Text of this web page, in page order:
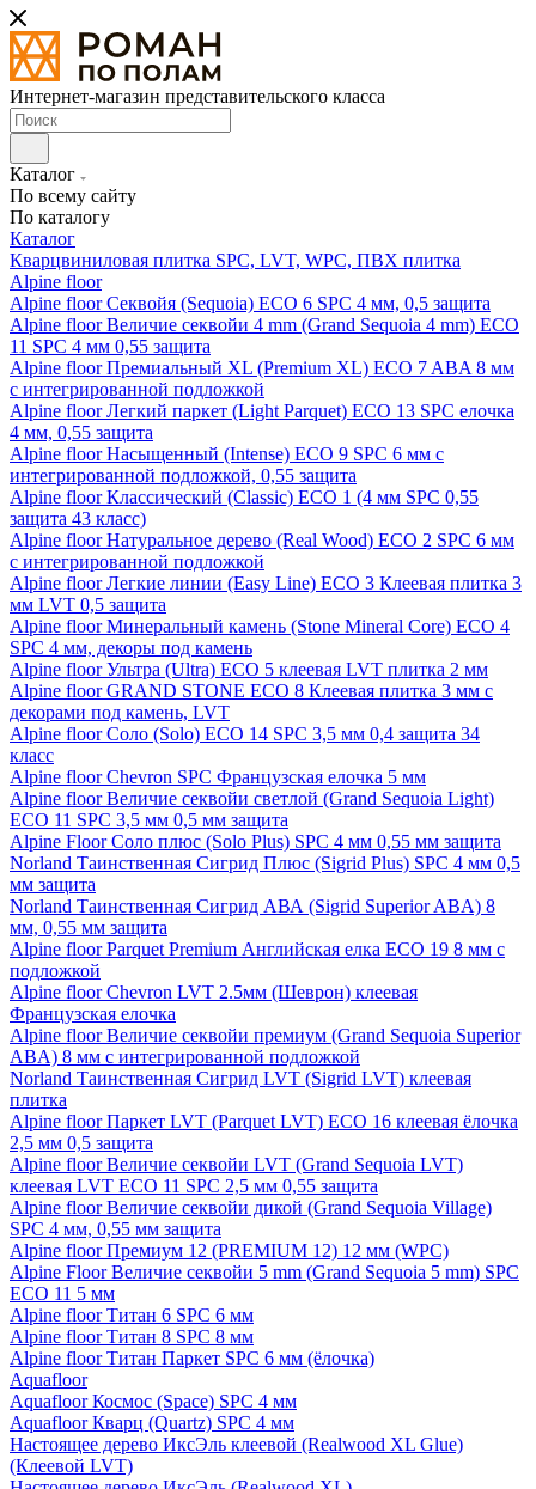
Интернет-магазин представительского класса
Каталог
По всему сайту
По каталогу
Каталог
Кварцвиниловая плитка SPC, LVT, WPC, ПВХ плитка
Alpine floor
Alpine floor Секвойя (Sequoia) ECO 6 SPC 4 мм, 0,5 защита
Alpine floor Величие секвойи 4 mm (Grand Sequoia 4 mm) ECO
11 SPC 4 мм 0,55 защита
Alpine floor Премиальный XL (Premium XL) ECO 7 ABA 8 мм
с интегрированной подложкой
Alpine floor Легкий паркет (Light Parquet) ECO 13 SPC елочка
4 мм, 0,55 защита
Alpine floor Насыщенный (Intense) ECO 9 SPC 6 мм с
интегрированной подложкой, 0,55 защита
Alpine floor Классический (Classic) ECO 1 (4 мм SPC 0,55
защита 43 класс)
Alpine floor Натуральное дерево (Real Wood) ECO 2 SPC 6 мм
с интегрированной подложкой
Alpine floor Легкие линии (Easy Line) ECO 3 Клеевая плитка 3
мм LVT 0,5 защита
Alpine floor Минеральный камень (Stone Mineral Core) ECO 4
SPC 4 мм, декоры под камень
Alpine floor Ультра (Ultra) ECO 5 клеевая LVT плитка 2 мм
Alpine floor GRAND STONE ECO 8 Клеевая плитка 3 мм с
декорами под камень, LVT
Alpine floor Соло (Solo) ECO 14 SPC 3,5 мм 0,4 защита 34
класс
Alpine floor Chevron SPC Французская елочка 5 мм
Alpine floor Величие секвойи светлой (Grand Sequoia Light)
ECO 11 SPC 3,5 мм 0,5 мм защита
Alpine Floor Соло плюс (Solo Plus) SPC 4 мм 0,55 мм защита
Norland Таинственная Сигрид Плюс (Sigrid Plus) SPC 4 мм 0,5
мм защита
Norland Таинственная Сигрид АВА (Sigrid Superior ABA) 8
мм, 0,55 мм защита
Alpine floor Parquet Premium Английская елка ECO 19 8 мм с
подложкой
Alpine floor Chevron LVT 2.5мм (Шеврон) клеевая
Французская елочка
Alpine floor Величие секвойи премиум (Grand Sequoia Superior
ABA) 8 мм с интегрированной подложкой
Norland Таинственная Сигрид LVT (Sigrid LVT) клеевая
плитка
Alpine floor Паркет LVT (Parquet LVT) ECO 16 клеевая ёлочка
2,5 мм 0,5 защита
Alpine floor Величие секвойи LVT (Grand Sequoia LVT)
клеевая LVT ECO 11 SPC 2,5 мм 0,55 защита
Alpine floor Величие секвойи дикой (Grand Sequoia Village)
SPC 4 мм, 0,55 мм защита
Alpine floor Премиум 12 (PREMIUM 12) 12 мм (WPC)
Alpine Floor Величие секвойи 5 mm (Grand Sequoia 5 mm) SPC
ECO 11 5 мм
Alpine floor Титан 6 SPC 6 мм
Alpine floor Титан 8 SPC 8 мм
Alpine floor Титан Паркет SPC 6 мм (ёлочка)
Aquafloor
Aquafloor Космос (Space) SPC 4 мм
Aquafloor Кварц (Quartz) SPC 4 мм
Настоящее дерево ИксЭль клеевой (Realwood XL Glue)
(Клеевой LVT)